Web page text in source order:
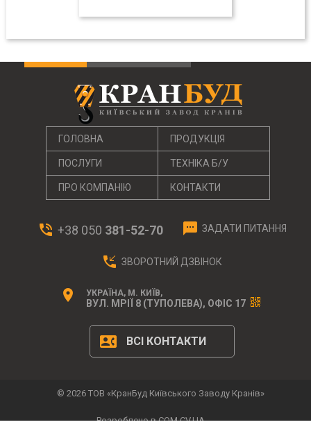
ГОЛОВНА ПРОДУКЦІЯ
ПОСЛУГИ ТЕХНІКА Б/У
ПРО КОМПАНІЮ КОНТАКТИ
phone_in_talk +38 050 381-52-70 textsms ЗАДАТИ ПИТАННЯ
phone_callback ЗВОРОТНИЙ ДЗВІНОК
location_on УКРАЇНА, М. КИЇВ,
ВУЛ. МРІЇ 8 (ТУПОЛЕВА), ОФІС 17
contact_phone ВСІ КОНТАКТИ
© 2026 ТОВ «КранБуд Київського Заводу Кранів»
Розроблено в COM.CV.UA